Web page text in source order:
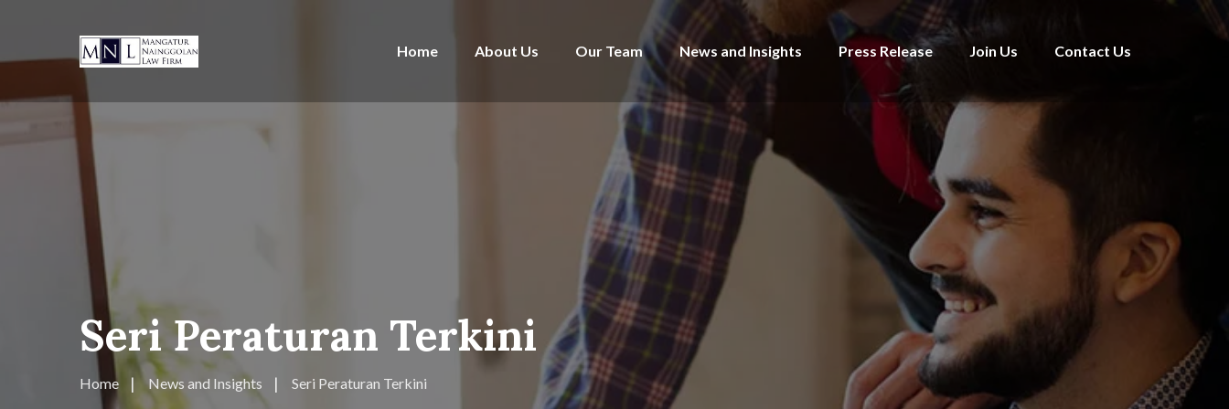
Home About Us Our Team News and Insights Press Release Join Us Contact Us
Seri Peraturan Terkini
Home News and Insights Seri Peraturan Terkini